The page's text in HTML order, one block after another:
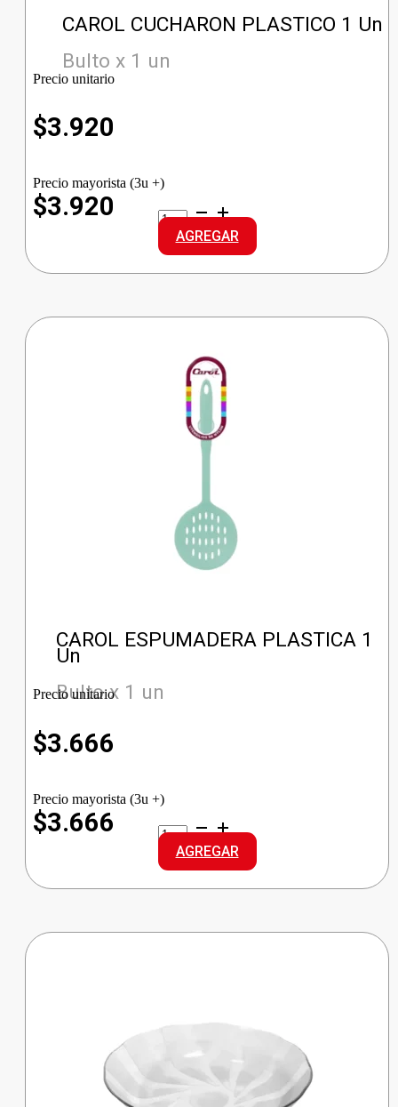
CAROL CUCHARON PLASTICO 1 Un
Bulto x 1 un
Precio unitario
$3.920
Precio mayorista (3u +)
$3.920
CAROL
CUCHARON
PLASTICO
cantidad
AGREGAR
CAROL ESPUMADERA PLASTICA 1
Un
Bulto x 1 un
Precio unitario
$3.666
Precio mayorista (3u +)
$3.666
CAROL
ESPUMADERA
PLASTICA
cantidad
AGREGAR